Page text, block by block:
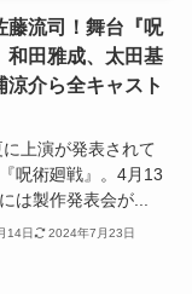
藤流司！舞台『呪
和田雅成、太田基
涼介ら全キャスト
上演が発表されて
呪術廻戦』。4月13
は製作発表会が...
14日 2024年7月23日